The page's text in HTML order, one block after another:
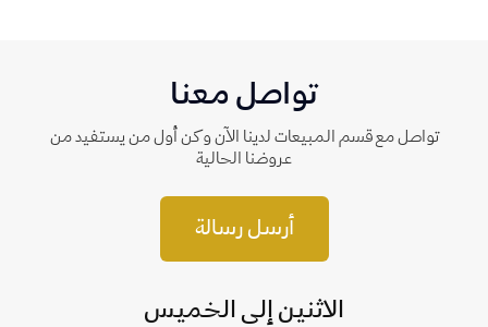
تواصل معنا
تواصل مع قسم المبيعات لدينا الآن وكن أول من يستفيد من
عروضنا الحالية
أرسل رسالة
الاثنين إلى الخميس